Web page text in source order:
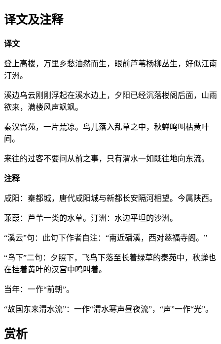
译文及注释
译文
登上高楼，万里乡愁油然而生，眼前芦苇杨柳丛生，好似江南
汀洲。
溪边乌云刚刚浮起在溪水边上，夕阳已经沉落楼阁后面，山雨
欲来，满楼风声飒飒。
秦汉宫苑，一片荒凉。鸟儿落入乱草之中，秋蝉鸣叫枯黄叶
间。
来往的过客不要问从前之事，只有渭水一如既往地向东流。
注释
咸阳：秦都城，唐代咸阳城与新都长安隔河相望。今属陕西。
蒹葭：芦苇一类的水草。汀洲：水边平坦的沙洲。
“溪云”句：此句下作者自注：“南近磻溪，西对慈福寺阁。”
“鸟下”二句：夕照下，飞鸟下落至长着绿草的秦苑中，秋蝉也
在挂着黄叶的汉宫中鸣叫着。
当年：一作“前朝”。
“故国东来渭水流”：一作“渭水寒声昼夜流”，“声”一作“光”。
赏析